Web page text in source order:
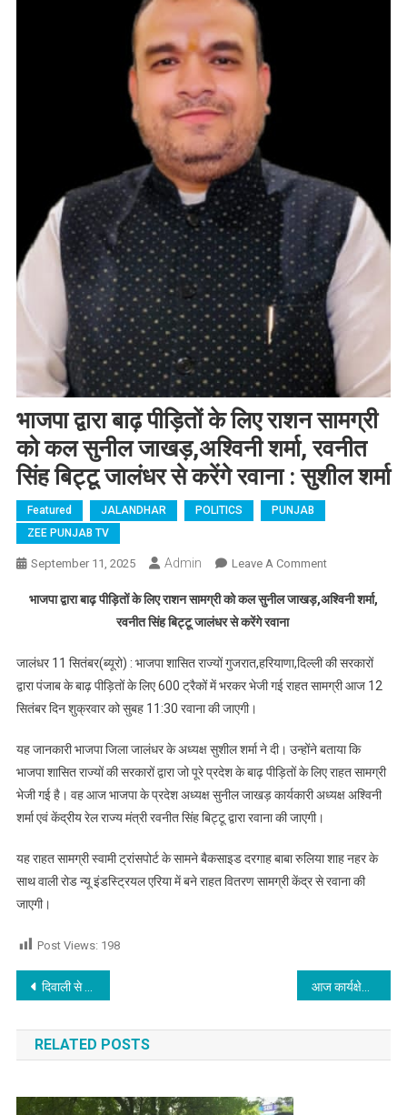
भाजपा द्वारा बाढ़ पीड़ितों के लिए राशन सामग्री
को कल सुनील जाखड़,अश्विनी शर्मा, रवनीत
सिंह बिट्टू जालंधर से करेंगे रवाना : सुशील शर्मा
Featured JALANDHAR POLITICS
PUNJAB
ZEE PUNJAB TV
September 11, 2025 Admin Leave A CommentOn भाजपा द्वारा
लिए राशन
जाखड़,अश्विनी
शर्मा, रवनीत
करेंगे रवाना :
सुशील शर्मा
भाजपा द्वारा बाढ़ पीड़ितों के लिए राशन सामग्री को कल सुनील जाखड़,अश्विनी शर्मा,
रवनीत सिंह बिट्टू जालंधर से करेंगे रवाना
जालंधर 11 सितंबर(ब्यूरो) : भाजपा शासित राज्यों गुजरात,हरियाणा,दिल्ली की सरकारों
द्वारा पंजाब के बाढ़ पीड़ितों के लिए 600 ट्रैकों में भरकर भेजी गई राहत सामग्री आज 12
सितंबर दिन शुक्रवार को सुबह 11:30 रवाना की जाएगी।
यह जानकारी भाजपा जिला जालंधर के अध्यक्ष सुशील शर्मा ने दी। उन्होंने बताया कि
भाजपा शासित राज्यों की सरकारों द्वारा जो पूरे प्रदेश के बाढ़ पीड़ितों के लिए राहत सामग्री
भेजी गई है। वह आज भाजपा के प्रदेश अध्यक्ष सुनील जाखड़ कार्यकारी अध्यक्ष अश्विनी
शर्मा एवं केंद्रीय रेल राज्य मंत्री रवनीत सिंह बिट्टू द्वारा रवाना की जाएगी।
यह राहत सामग्री स्वामी ट्रांसपोर्ट के सामने बैकसाइड दरगाह बाबा रुलिया शाह नहर के
साथ वाली रोड न्यू इंडस्ट्रियल एरिया में बने राहत वितरण सामग्री केंद्र से रवाना की
जाएगी।
Post Views: 198
Post navigation
दिवाली से पहले पटाखा मार्किट के लिए जगह अलाट कर प्रशासन व्यापारियों को दे राहत
RELATED POSTS